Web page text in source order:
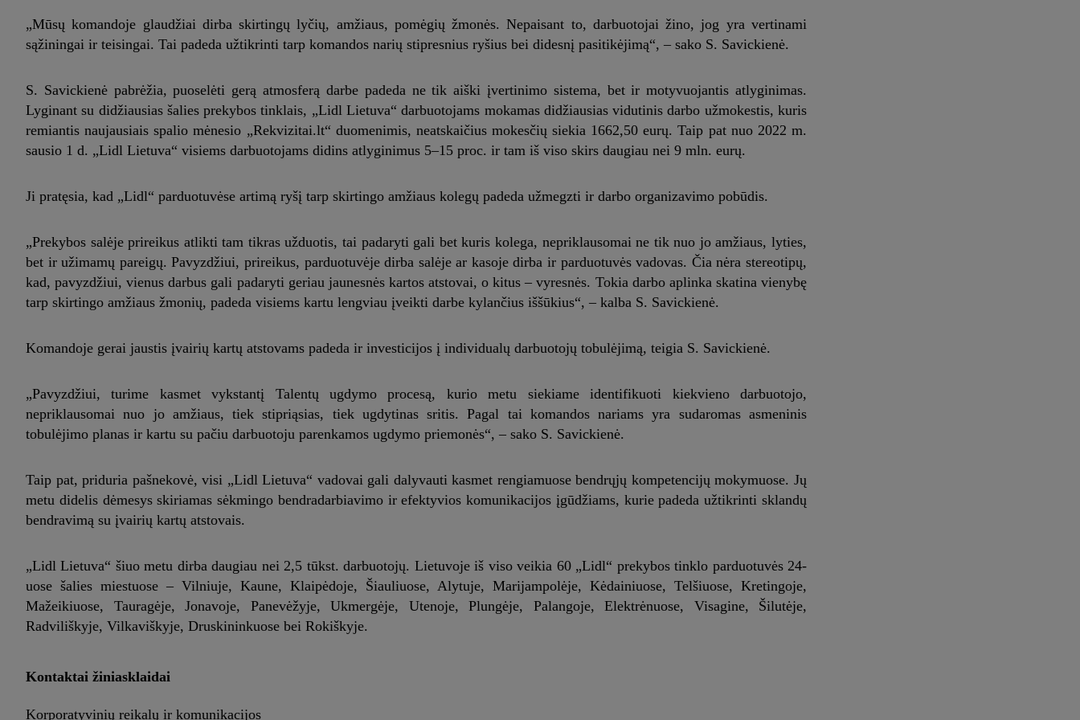
„Mūsų komandoje glaudžiai dirba skirtingų lyčių, amžiaus, pomėgių žmonės. Nepaisant to, darbuotojai žino, jog yra vertinami
sąžiningai ir teisingai. Tai padeda užtikrinti tarp komandos narių stipresnius ryšius bei didesnį pasitikėjimą“, – sako S. Savickienė.
S. Savickienė pabrėžia, puoselėti gerą atmosferą darbe padeda ne tik aiški įvertinimo sistema, bet ir motyvuojantis atlyginimas.
Lyginant su didžiausias šalies prekybos tinklais, „Lidl Lietuva“ darbuotojams mokamas didžiausias vidutinis darbo užmokestis, kuris
remiantis naujausiais spalio mėnesio „Rekvizitai.lt“ duomenimis, neatskaičius mokesčių siekia 1662,50 eurų. Taip pat nuo 2022 m.
sausio 1 d. „Lidl Lietuva“ visiems darbuotojams didins atlyginimus 5–15 proc. ir tam iš viso skirs daugiau nei 9 mln. eurų.
Ji pratęsia, kad „Lidl“ parduotuvėse artimą ryšį tarp skirtingo amžiaus kolegų padeda užmegzti ir darbo organizavimo pobūdis.
„Prekybos salėje prireikus atlikti tam tikras užduotis, tai padaryti gali bet kuris kolega, nepriklausomai ne tik nuo jo amžiaus, lyties,
bet ir užimamų pareigų. Pavyzdžiui, prireikus, parduotuvėje dirba salėje ar kasoje dirba ir parduotuvės vadovas. Čia nėra stereotipų,
kad, pavyzdžiui, vienus darbus gali padaryti geriau jaunesnės kartos atstovai, o kitus – vyresnės. Tokia darbo aplinka skatina vienybę
tarp skirtingo amžiaus žmonių, padeda visiems kartu lengviau įveikti darbe kylančius iššūkius“, – kalba S. Savickienė.
Komandoje gerai jaustis įvairių kartų atstovams padeda ir investicijos į individualų darbuotojų tobulėjimą, teigia S. Savickienė.
„Pavyzdžiui, turime kasmet vykstantį Talentų ugdymo procesą, kurio metu siekiame identifikuoti kiekvieno darbuotojo,
nepriklausomai nuo jo amžiaus, tiek stipriąsias, tiek ugdytinas sritis. Pagal tai komandos nariams yra sudaromas asmeninis
tobulėjimo planas ir kartu su pačiu darbuotoju parenkamos ugdymo priemonės“, – sako S. Savickienė.
Taip pat, priduria pašnekovė, visi „Lidl Lietuva“ vadovai gali dalyvauti kasmet rengiamuose bendrųjų kompetencijų mokymuose. Jų
metu didelis dėmesys skiriamas sėkmingo bendradarbiavimo ir efektyvios komunikacijos įgūdžiams, kurie padeda užtikrinti sklandų
bendravimą su įvairių kartų atstovais.
„Lidl Lietuva“ šiuo metu dirba daugiau nei 2,5 tūkst. darbuotojų. Lietuvoje iš viso veikia 60 „Lidl“ prekybos tinklo parduotuvės 24-
uose šalies miestuose – Vilniuje, Kaune, Klaipėdoje, Šiauliuose, Alytuje, Marijampolėje, Kėdainiuose, Telšiuose, Kretingoje,
Mažeikiuose, Tauragėje, Jonavoje, Panevėžyje, Ukmergėje, Utenoje, Plungėje, Palangoje, Elektrėnuose, Visagine, Šilutėje,
Radviliškyje, Vilkaviškyje, Druskininkuose bei Rokiškyje.
Kontaktai žiniasklaidai
Korporatyvinių reikalų ir komunikacijos